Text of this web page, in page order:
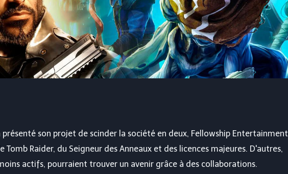
présenté son projet de scinder la société en deux, Fellowship Entertainment
Tomb Raider, du Seigneur des Anneaux et des licences majeures. D'autres,
actifs, pourraient trouver un avenir grâce à des collaborations.